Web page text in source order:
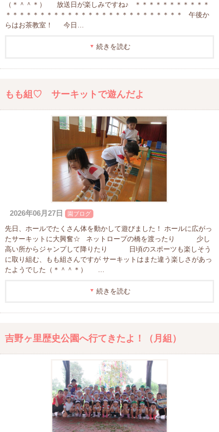
（＊＾＾＊） 放送日が楽しみですね♪ ＊＊＊＊＊＊＊＊＊＊＊
＊＊＊＊＊＊＊＊＊＊＊＊＊＊＊＊＊＊＊＊＊＊＊＊＊＊ 午後か
らはお茶教室！ 今日…
続きを読む
もも組♡ サーキットで遊んだよ
2026年06月27日 園ブログ
先日、ホールでたくさん体を動かして遊びました！ ホールに広がっ
たサーキットに大興奮☆ ネットロープの橋を渡ったり 少し
高い所からジャンプして降りたり 日頃のスポーツも楽しそう
に取り組む、もも組さんですが サーキットはまた違う楽しさがあっ
たようでした（＊＾＾＊） …
続きを読む
吉野ヶ里歴史公園へ行てきたよ！（月組）